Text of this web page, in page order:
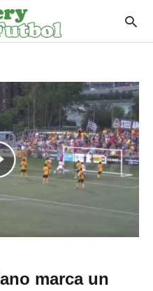
marca un